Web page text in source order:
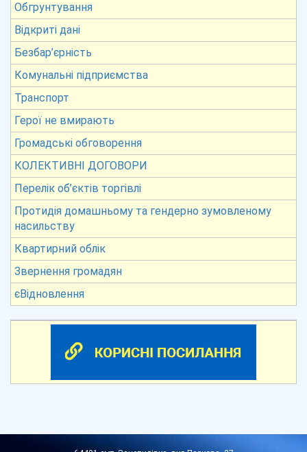
Обгрунтування
Відкриті дані
Безбар’єрність
Комунальні підприємства
Транспорт
Герої не вмирають
Громадські обговорення
КОЛЕКТИВНІ ДОГОВОРИ
Перелік об’єктів торгівлі
Протидія домашньому та гендерно зумовленому
насильству
Квартирний облік
Звернення громадян
єВідновлення